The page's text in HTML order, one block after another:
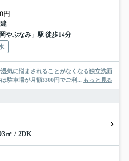
円
やぶなみ」駅 徒歩14分
気に悩まされることがなくなる独立洗面
駐車場が月額3300円でご利... もっと見る
㎡ / 2DK